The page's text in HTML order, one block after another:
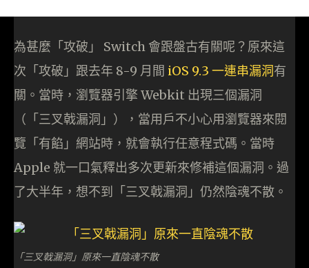
為甚麼「攻破」 Switch 會跟盤古有關呢？原來這
次「攻破」跟去年 8-9 月間 iOS 9.3 一連串漏洞有
關。當時，瀏覽器引擎 Webkit 出現三個漏洞
（「三叉戟漏洞」），當用戶不小心用瀏覽器來閱
覽「有餡」網站時，就會執行任意程式碼。當時
Apple 就一口氣釋出多次更新來修補這個漏洞。過
了大半年，想不到「三叉戟漏洞」仍然陰魂不散。
「三叉戟漏洞」原來一直陰魂不散